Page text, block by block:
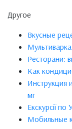
Другое
Вкусные
Ресторани:
Как
Инструкция
мг
Екскурсії по
Мобильные